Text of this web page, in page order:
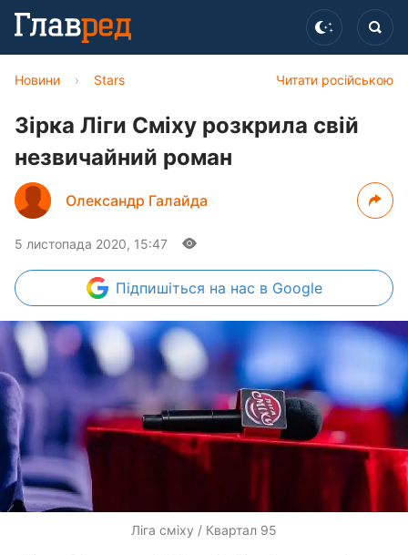
Читати російською
Новини › Stars
Зірка Ліги Сміху розкрила свій
незвичайний роман
Олександр Галайда
5 листопада 2020, 15:47
Підпишіться на нас в Google
Ліга сміху / Квартал 95